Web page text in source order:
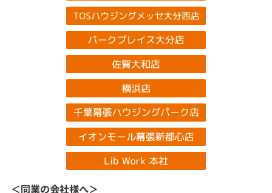
＜同業の会社様へ＞